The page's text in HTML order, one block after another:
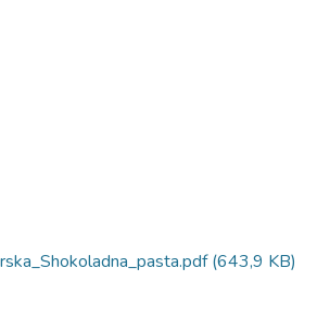
(643,9 KB)